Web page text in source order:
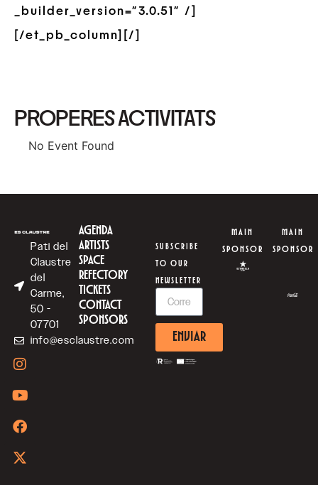
_builder_version=”3.0.51″ /]
[/et_pb_column][/]
PROPERES ACTIVITATS
No Event Found
Pati del
Claustre
del
Carme,
50 -
07701
info@esclaustre.com
AGENDA
ARTISTS
SPACE
REFECTORY
TICKETS
CONTACT
SPONSORS
SUBSCRIBE
TO OUR
NEWSLETTER
ENVIAR
MAIN
SPONSOR
MAIN
SPONSOR